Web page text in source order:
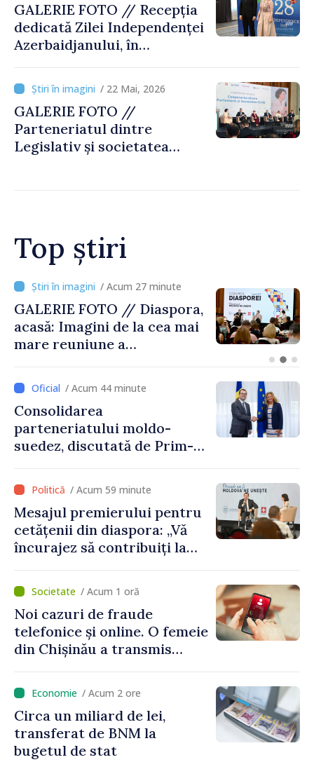
GALERIE FOTO // Recepția
dedicată Zilei Independenței
Azerbaidjanului, în
/ 22 Mai, 2026
GALERIE FOTO //
Parteneriatul dintre
Legislativ și societatea
Top știri
/ Acum 27 minute
GALERIE FOTO // Diaspora,
acasă: Imagini de la cea mai
mare reuniune a
hotare
/ Acum 44 minute
Consolidarea
parteneriatului moldo-
suedez, discutată de Prim-
Ambasadoarea Suediei,
Petra Lärke/ Acum 59 minute
Mesajul premierului pentru
cetățenii din diaspora: „Vă
încurajez să contribuiți la
Moldova”
/ Acum 1 oră
Noi cazuri de fraude
telefonice și online. O femeie
din Chișinău a transmis
/ Acum 2 ore
Circa un miliard de lei,
transferat de BNM la
bugetul de stat